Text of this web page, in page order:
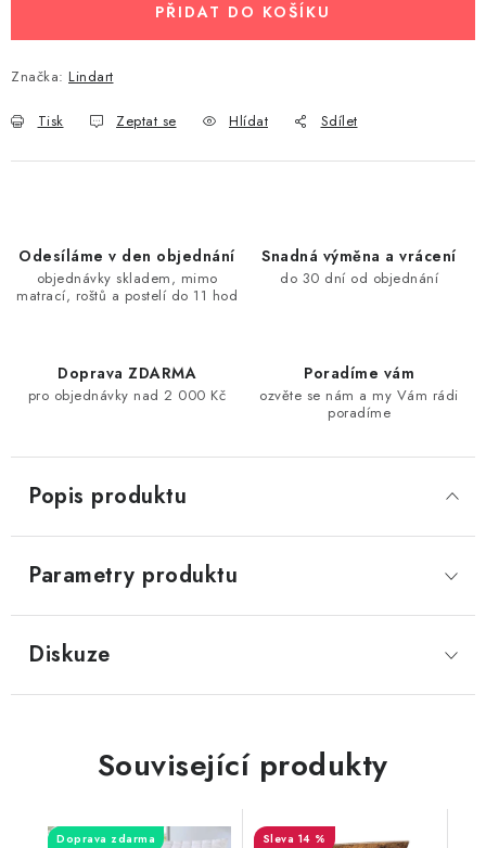
PŘIDAT DO KOŠÍKU
Značka: Lindart
Tisk Zeptat se Hlídat Sdílet
Odesíláme v den objednání
objednávky skladem, mimo
matrací, roštů a postelí do 11 hod
Snadná výměna a vrácení
do 30 dní od objednání
Doprava ZDARMA
pro objednávky nad 2 000 Kč
Poradíme vám
ozvěte se nám a my Vám rádi
poradíme
Popis produktu
Parametry produktu
Diskuze
Související produkty
Doprava zdarma 14 %